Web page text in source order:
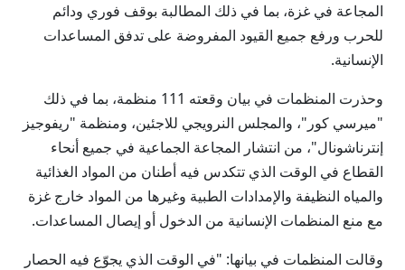
المجاعة في غزة، بما في ذلك المطالبة بوقف فوري ودائم
للحرب ورفع جميع القيود المفروضة على تدفق المساعدات
الإنسانية.
وحذرت المنظمات في بيان وقعته 111 منظمة، بما في ذلك
"ميرسي كور"، والمجلس النرويجي للاجئين، ومنظمة "ريفوجيز
إنترناشونال"، من انتشار المجاعة الجماعية في جميع أنحاء
القطاع في الوقت الذي تتكدس فيه أطنان من المواد الغذائية
والمياه النظيفة والإمدادات الطبية وغيرها من المواد خارج غزة
مع منع المنظمات الإنسانية من الدخول أو إيصال المساعدات.
وقالت المنظمات في بيانها: "في الوقت الذي يجوّع فيه الحصار